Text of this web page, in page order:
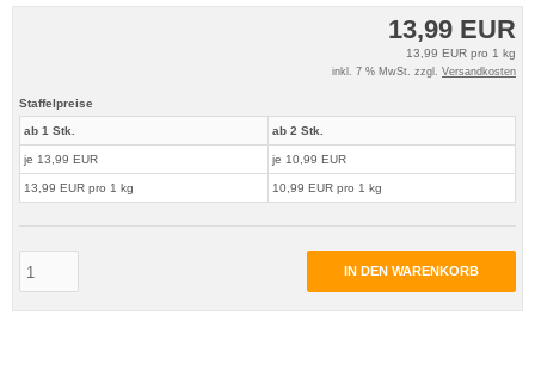
13,99 EUR
13,99 EUR pro 1 kg
inkl. 7 % MwSt. zzgl. Versandkosten
Staffelpreise
ab 1 Stk.
je 13,99 EUR
13,99 EUR pro 1 kg
ab 2 Stk.
je 10,99 EUR
10,99 EUR pro 1 kg
IN DEN WARENKORB